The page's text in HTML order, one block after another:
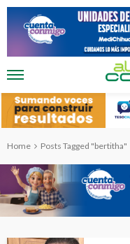
Home Posts Tagged "bertitha"